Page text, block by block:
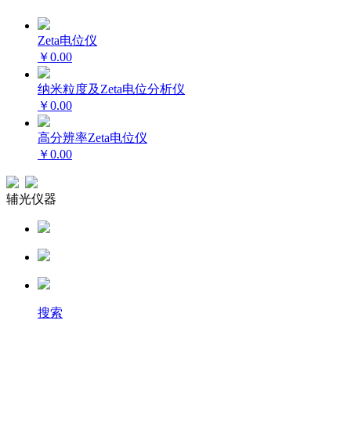
Zeta电位仪
￥0.00
纳米粒度及Zeta电位分析仪
￥0.00
高分辨率Zeta电位仪
￥0.00
辅光仪器
搜索